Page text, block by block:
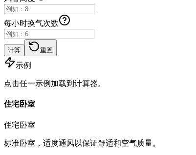
每小时换气次数
计算 重置
示例
点击任一示例加载到计算器。
住宅卧室
住宅卧室
标准卧室，适度通风以保证舒适和空气质量。